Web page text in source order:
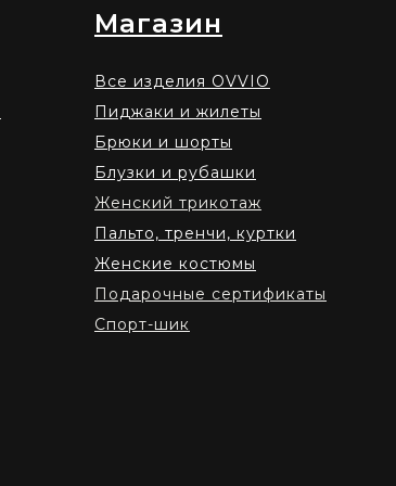
Все изделия OVVIO
Пиджаки и жилеты
Брюки и шорты
Блузки и рубашки
Женский трикотаж
Пальто, тренчи, куртки
Женские костюмы
Подарочные сертификаты
Спорт-шик
Магазин